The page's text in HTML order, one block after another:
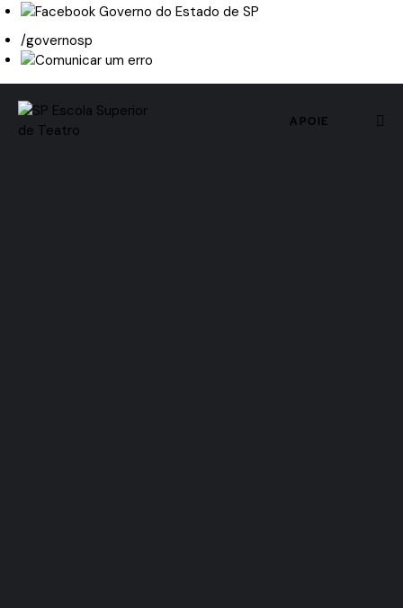
/governosp
APOIE